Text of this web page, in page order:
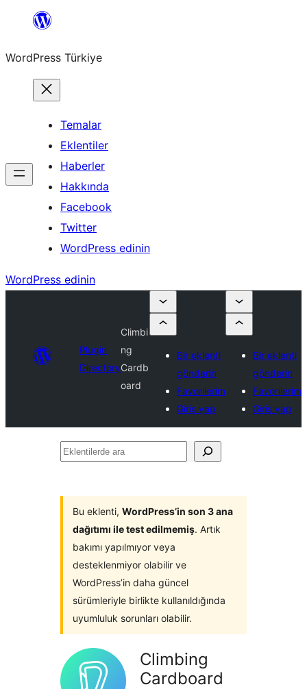
İçeriğe
WordPress Türkiye
Temalar
Eklentiler
Haberler
Hakkında
Facebook
Twitter
WordPress edinin
WordPress edinin
Plugin
Directory
Climbi
ng
Cardb
oard
Bir eklenti
gönderin
Favorilerim
Giriş yap
Bir eklenti
gönderin
Favorilerim
Giriş yap
Eklentilerde
Bu eklenti, WordPress’in son 3 ana
dağıtımı ile test edilmemiş. Artık
bakımı yapılmıyor veya
desteklenmiyor olabilir ve
WordPress’in daha güncel
sürümleriyle birlikte kullanıldığında
uyumluluk sorunları olabilir.
Climbing
Cardboard